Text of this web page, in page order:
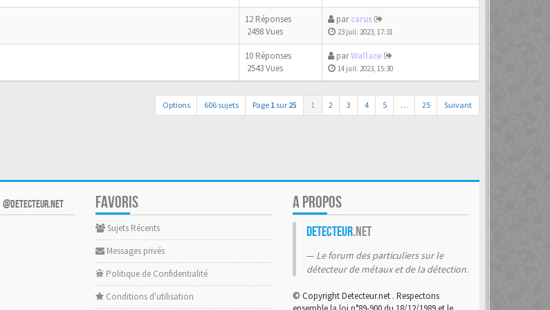
12 Réponses
2498 Vues
parcarus
23 juil. 2023, 17:31
10 Réponses
2543 Vues
parWallace
14 juil. 2023, 15:30
Options 606 sujets Page 1 sur 25 1 2 3 4 5 … 25 Suivant
@DETECTEUR.NET FAVORIS
Sujets Récents
Messages privés
Politique de Confidentialité
Conditions d'utilisation
A PROPOS
Detecteur.net
Le forum des particuliers sur le
détecteur de métaux et de la détection.
© Copyright Detecteur.net . Respectons